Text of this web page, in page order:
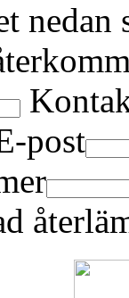
nedan
post